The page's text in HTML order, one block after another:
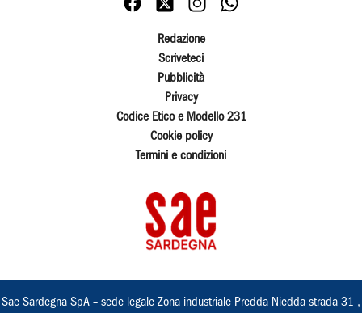
Redazione
Scriveteci
Pubblicità
Privacy
Codice Etico e Modello 231
Cookie policy
Termini e condizioni
Sae Sardegna SpA – sede legale Zona industriale Predda Niedda strada 31 ,